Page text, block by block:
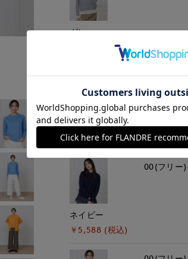
モデル身長:170cm
グレー
￥5,588 (税込)
ホワイト
￥5,588 (税込)
00(フリー)
ネイビー
￥5,588 (税込)
00(フリー)